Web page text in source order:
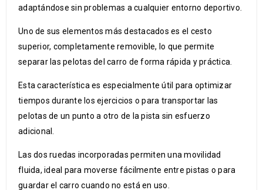
adaptándose sin problemas a cualquier entorno deportivo.
Uno de sus elementos más destacados es el cesto
superior, completamente removible, lo que permite
separar las pelotas del carro de forma rápida y práctica.
Esta característica es especialmente útil para optimizar
tiempos durante los ejercicios o para transportar las
pelotas de un punto a otro de la pista sin esfuerzo
adicional.
Las dos ruedas incorporadas permiten una movilidad
fluida, ideal para moverse fácilmente entre pistas o para
guardar el carro cuando no está en uso.